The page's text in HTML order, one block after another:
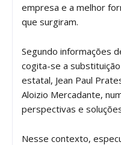
empresa e a melhor
que surgiram.
Segundo informações
cogita-se a
estatal, Jean Paul
Aloizio Mercadante,
perspectivas e
Nesse contexto,